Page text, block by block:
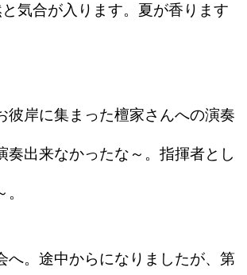
気合が入ります。夏が香ります
岸に集まった檀家さんへの演奏
出来なかったな～。指揮者とし
。途中からになりましたが、第